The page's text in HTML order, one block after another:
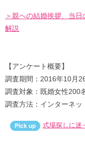
＞親への結婚挨拶、当
解説
【アンケート概要】
調査期間：2016年10月
調査対象：既婚女性200
調査方法：インターネッ
式場探しに迷